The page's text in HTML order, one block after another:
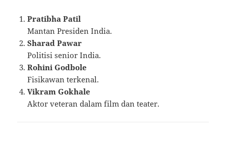
Pratibha Patil
Mantan Presiden India.
Sharad Pawar
Politisi senior India.
Rohini Godbole
Fisikawan terkenal.
Vikram Gokhale
Aktor veteran dalam film dan teater.